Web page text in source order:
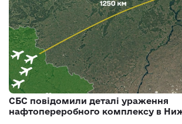
СБС повідомили деталі ураження
нафтопереробного комплексу в